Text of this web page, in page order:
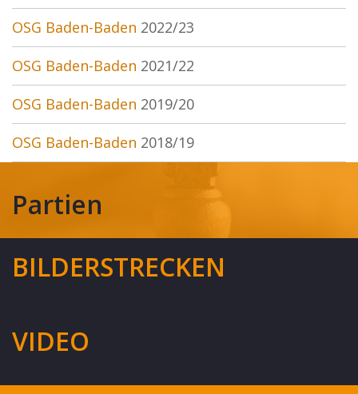
OSG Baden-Baden 2022/23
OSG Baden-Baden 2021/22
OSG Baden-Baden 2019/20
OSG Baden-Baden 2018/19
Partien
BILDERSTRECKEN
VIDEO